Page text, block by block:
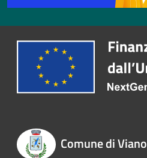
Comune di Viano